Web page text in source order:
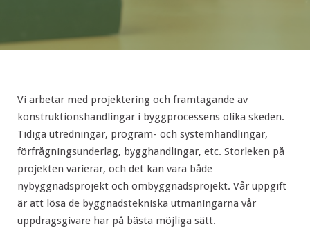
Vi arbetar med projektering och framtagande av
konstruktionshandlingar i byggprocessens olika skeden.
Tidiga utredningar, program- och systemhandlingar,
förfrågningsunderlag, bygghandlingar, etc. Storleken på
projekten varierar, och det kan vara både
nybyggnadsprojekt och ombyggnadsprojekt. Vår uppgift
är att lösa de byggnadstekniska utmaningarna vår
uppdragsgivare har på bästa möjliga sätt.